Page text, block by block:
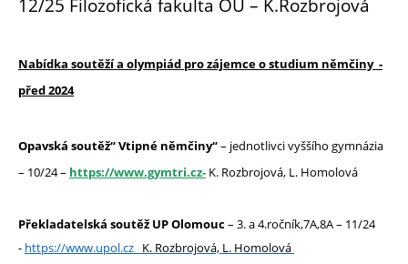
Nabídka soutěží a olympiád pro zájemce o studium němčiny -
před 2024
Opavská soutěž“ Vtipné němčiny“– jednotlivci vyššího gymnázia
– 10/24 – https://www.gymtri.cz- K. Rozbrojová, L. Homolová
Překladatelská soutěž UP Olomouc– 3. a 4.ročník,7A,8A – 11/24
- https://www.upol.cz K. Rozbrojová, L. Homolová